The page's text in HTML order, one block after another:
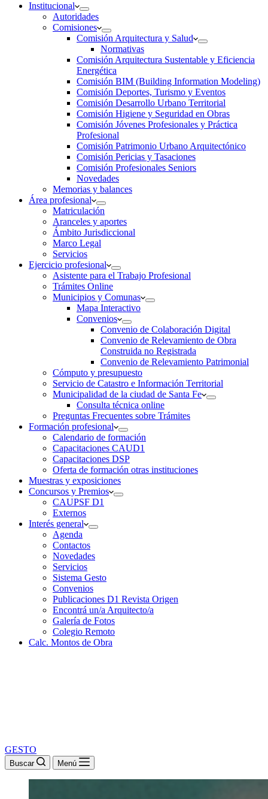
Institucional
Autoridades
Comisiones
Comisión Arquitectura y Salud
Normativas
Comisión Arquitectura Sustentable y Eficiencia
Energética
Comisión BIM (Building Information Modeling)
Comisión Deportes, Turismo y Eventos
Comisión Desarrollo Urbano Territorial
Comisión Higiene y Seguridad en Obras
Comisión Jóvenes Profesionales y Práctica
Profesional
Comisión Patrimonio Urbano Arquitectónico
Comisión Pericias y Tasaciones
Comisión Profesionales Seniors
Novedades
Memorias y balances
Área profesional
Matriculación
Aranceles y aportes
Ámbito Jurisdiccional
Marco Legal
Servicios
Ejercicio profesional
Asistente para el Trabajo Profesional
Trámites Online
Municipios y Comunas
Mapa Interactivo
Convenios
Convenio de Colaboración Digital
Convenio de Relevamiento de Obra
Construida no Registrada
Convenio de Relevamiento Patrimonial
Cómputo y presupuesto
Servicio de Catastro e Información Territorial
Municipalidad de la ciudad de Santa Fe
Consulta técnica online
Preguntas Frecuentes sobre Trámites
Formación profesional
Calendario de formación
Capacitaciones CAUD1
Capacitaciones DSP
Oferta de formación otras instituciones
Muestras y exposiciones
Concursos y Premios
CAUPSF D1
Externos
Interés general
Agenda
Contactos
Novedades
Servicios
Sistema Gesto
Convenios
Publicaciones D1 Revista Origen
Encontrá un/a Arquitecto/a
Galería de Fotos
Colegio Remoto
Calc. Montos de Obra
GESTO
Buscar Menú